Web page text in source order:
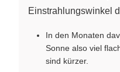
Einstrahlungswinkel
In den Monaten
Sonne also viel
sind kürzer.